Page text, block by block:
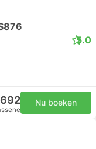
5.0
Nu boeken